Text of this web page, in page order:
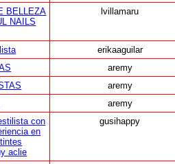
BELLEZA
NAILS
lvillamaru
erikaaguilar
aremy
aremy
aremy
con
en
aclie
gusihappy